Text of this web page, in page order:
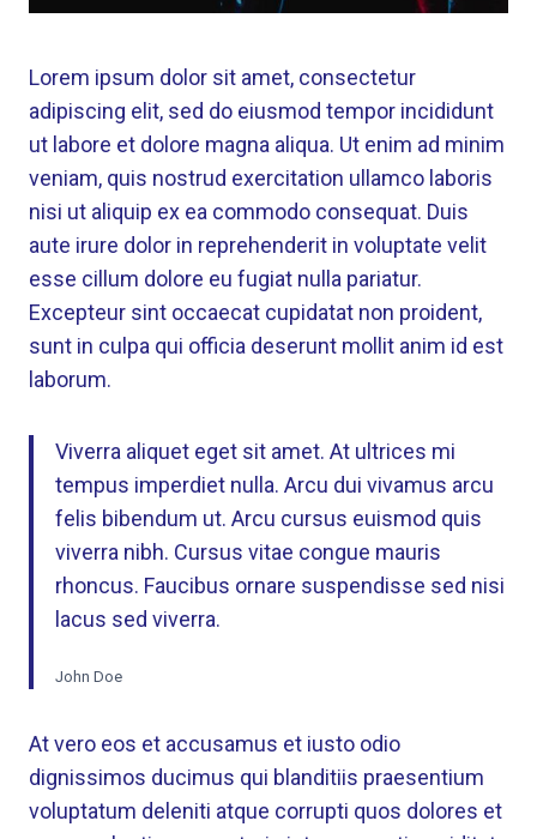
Lorem ipsum dolor sit amet, consectetur
adipiscing elit, sed do eiusmod tempor incididunt
ut labore et dolore magna aliqua. Ut enim ad minim
veniam, quis nostrud exercitation ullamco laboris
nisi ut aliquip ex ea commodo consequat. Duis
aute irure dolor in reprehenderit in voluptate velit
esse cillum dolore eu fugiat nulla pariatur.
Excepteur sint occaecat cupidatat non proident,
sunt in culpa qui officia deserunt mollit anim id est
laborum.
Viverra aliquet eget sit amet. At ultrices mi
tempus imperdiet nulla. Arcu dui vivamus arcu
felis bibendum ut. Arcu cursus euismod quis
viverra nibh. Cursus vitae congue mauris
rhoncus. Faucibus ornare suspendisse sed nisi
lacus sed viverra.
John Doe
At vero eos et accusamus et iusto odio
dignissimos ducimus qui blanditiis praesentium
voluptatum deleniti atque corrupti quos dolores et